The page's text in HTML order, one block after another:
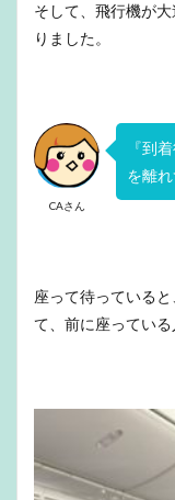
そして、飛行機が
りました。
CAさん
『到
を離
座って待っている
て、前に座っている